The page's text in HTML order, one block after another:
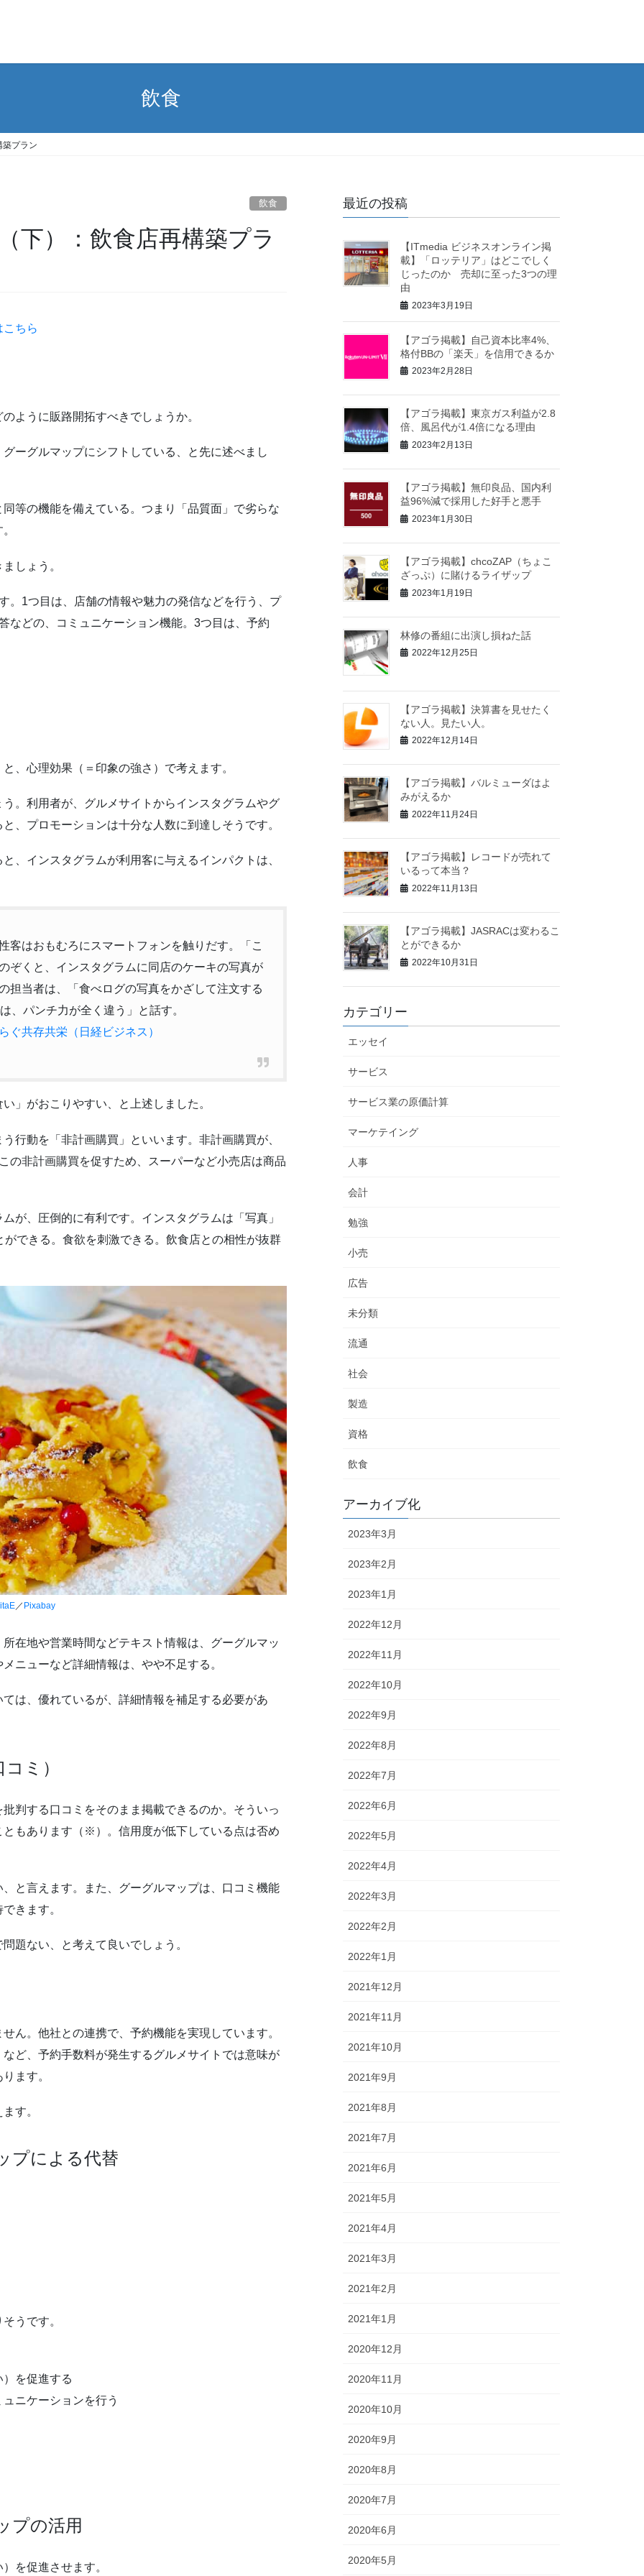
飲食
築プラン
飲食
下）：飲食店再構築プラ
ちら
ように販路開拓すべきでしょうか。
ーグルマップにシフトしている、と先に述べまし
等の機能を備えている。つまり「品質面」で劣らな
しょう。
。1つ目は、店舗の情報や魅力の発信などを行う、プ
などの、コミュニケーション機能。3つ目は、予約
、心理効果（＝印象の強さ）で考えます。
。利用者が、グルメサイトからインスタグラムやグ
、プロモーションは十分な人数に到達しそうです。
、インスタグラムが利用客に与えるインパクトは、
客はおもむろにスマートフォンを触りだす。「こ
ぞくと、インスタグラムに同店のケーキの写真が
担当者は、「食べログの写真をかざして注文する
、パンチ力が全く違う」と話す。
ぐ共存共栄（日経ビジネス）
」がおこりやすい、と上述しました。
行動を「非計画購買」といいます。非計画購買が、
非計画購買を促すため、スーパーなど小売店は商品
が、圧倒的に有利です。インスタグラムは「写真」
できる。食欲を刺激できる。飲食店との相性が抜群
／ Pixabay
在地や営業時間などテキスト情報は、グーグルマッ
ニューなど詳細情報は、やや不足する。
は、優れているが、詳細情報を補足する必要があ
ミ）
判する口コミをそのまま掲載できるのか。そういっ
もあります（※）。信用度が低下している点は否め
と言えます。また、グーグルマップは、口コミ機能
きます。
題ない、と考えて良いでしょう。
ん。他社との連携で、予約機能を実現しています。
ど、予約手数料が発生するグルメサイトでは意味が
ます。
す。
プによる代替
うです。
を促進する
ニケーションを行う
プの活用
を促進させます。
最近の投稿
【ITmedia ビジネスオンライン掲
載】「ロッテリア」はどこでしく
じったのか 売却に至った3つの理
由
2023年3月19日
【アゴラ掲載】自己資本比率4%、
格付BBの「楽天」を信用できるか
2023年2月28日
【アゴラ掲載】東京ガス利益が2.8
倍、風呂代が1.4倍になる理由
2023年2月13日
【アゴラ掲載】無印良品、国内利
益96%減で採用した好手と悪手
2023年1月30日
【アゴラ掲載】chcoZAP（ちょこ
ざっぷ）に賭けるライザップ
2023年1月19日
林修の番組に出演し損ねた話
2022年12月25日
【アゴラ掲載】決算書を見せたく
ない人。見たい人。
2022年12月14日
【アゴラ掲載】バルミューダはよ
みがえるか
2022年11月24日
【アゴラ掲載】レコードが売れて
いるって本当？
2022年11月13日
【アゴラ掲載】JASRACは変わるこ
とができるか
2022年10月31日
カテゴリー
エッセイ
サービス
サービス業の原価計算
マーケテイング
人事
会計
勉強
小売
広告
未分類
流通
社会
製造
資格
飲食
アーカイブ化
2023年3月
2023年2月
2023年1月
2022年12月
2022年11月
2022年10月
2022年9月
2022年8月
2022年7月
2022年6月
2022年5月
2022年4月
2022年3月
2022年2月
2022年1月
2021年12月
2021年11月
2021年10月
2021年9月
2021年8月
2021年7月
2021年6月
2021年5月
2021年4月
2021年3月
2021年2月
2021年1月
2020年12月
2020年11月
2020年10月
2020年9月
2020年8月
2020年7月
2020年6月
2020年5月